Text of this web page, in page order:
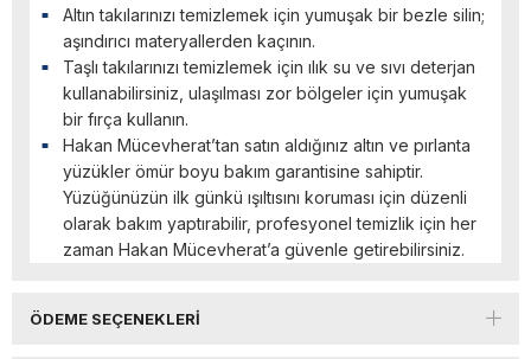
Altın takılarınızı temizlemek için yumuşak bir bezle silin;
aşındırıcı materyallerden kaçının.
Taşlı takılarınızı temizlemek için ılık su ve sıvı deterjan
kullanabilirsiniz, ulaşılması zor bölgeler için yumuşak
bir fırça kullanın.
Hakan Mücevherat’tan satın aldığınız altın ve pırlanta
yüzükler ömür boyu bakım garantisine sahiptir.
Yüzüğünüzün ilk günkü ışıltısını koruması için düzenli
olarak bakım yaptırabilir, profesyonel temizlik için her
zaman Hakan Mücevherat’a güvenle getirebilirsiniz.
ÖDEME SEÇENEKLERI